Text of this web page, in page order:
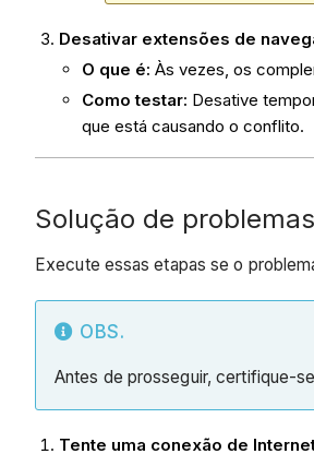
Desativar extensões de
O que é: Às vezes, os
Como testar: Desative
que está causando o conflito.
Solução de
Execute essas etapas se o
OBS.
Antes de prosseguir, certifique-
Tente uma conexão de